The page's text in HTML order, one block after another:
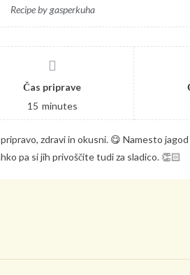
Recipe by gasperkuha
Čas priprave
15 minutes
zdravi in okusni. 😋 Namesto
pa si jih privoščite tudi za sladico. 👏🏻